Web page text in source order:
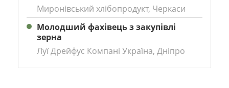
Миронівський хлібопродукт, Черкаси
Молодший фахівець з закупівлі
зерна
Луї Дрейфус Компані Україна, Дніпро